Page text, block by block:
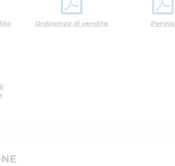
Ordinanza di vendita Perizia